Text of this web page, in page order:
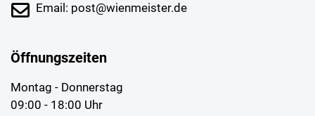
Email: post@wienmeister.de
Öffnungszeiten
Montag - Donnerstag
09:00 - 18:00 Uhr